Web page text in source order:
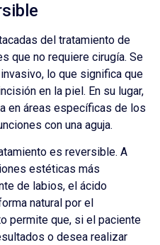
del tratamiento de
que no requiere cirugía. Se
lo que significa que
en la piel. En su lugar,
en áreas específicas de los
con una aguja.
es reversible. A
estéticas más
de labios, el ácido
natural por el
permite que, si el paciente
o desea realizar